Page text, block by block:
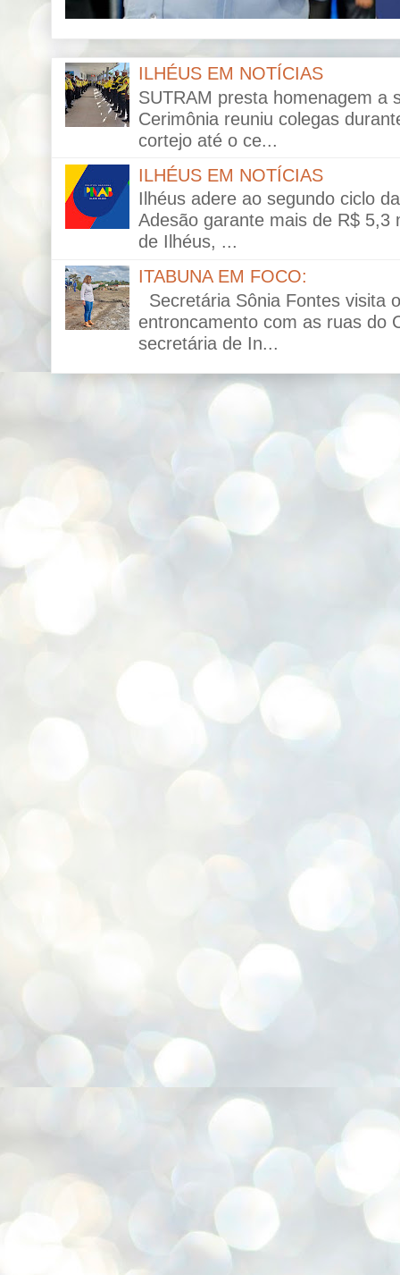
ILHÉUS EM NOTÍCIAS
SUTRAM presta homenagem a
Cerimônia reuniu colegas
cortejo até o ce...
ILHÉUS EM NOTÍCIAS
Ilhéus adere ao segundo ciclo
Adesão garante mais de R$ 5,3
de Ilhéus, ...
ITABUNA EM FOCO:
Secretária Sônia Fontes visita
entroncamento com as ruas do
secretária de In...